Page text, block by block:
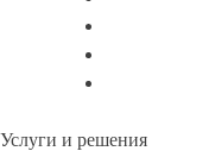
Услуги и решения